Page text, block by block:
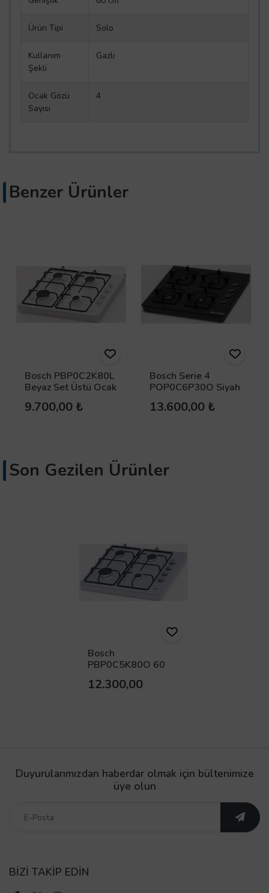
Ürün Tipi Solo
Kullanım
Şekli
Gazlı
Ocak Gözü
Sayısı
4
Benzer Ürünler
Bosch PBP0C2K80L
Beyaz Set Üstü Ocak
9.700,00 ₺
Bosch Serie 4
POP0C6P30O Siyah
13.600,00 ₺
Son Gezilen Ürünler
Bosch
PBP0C5K80O 60
12.300,00
Duyurularımızdan haberdar olmak için bültenimize
üye olun
BİZİ TAKİP EDİN